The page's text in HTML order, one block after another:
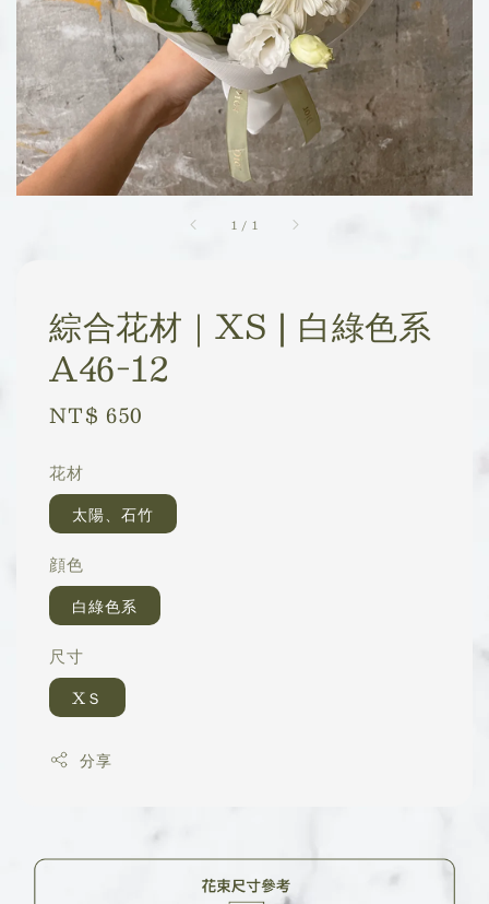
1 / 1
綜合花材｜XS | 白綠色系
A46-12
Regular
NT$ 650
花材
太陽、石竹
顔色
白綠色系
尺寸
XＳ
分享